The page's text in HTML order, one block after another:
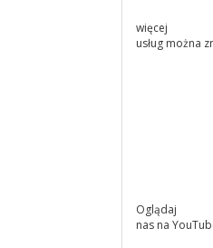
więcej
usług można
Oglądaj
nas na